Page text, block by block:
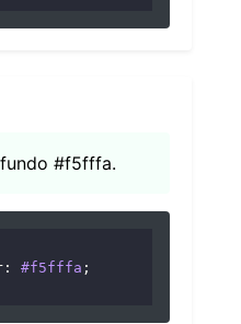
#f5fffa.
: #f5fffa ;